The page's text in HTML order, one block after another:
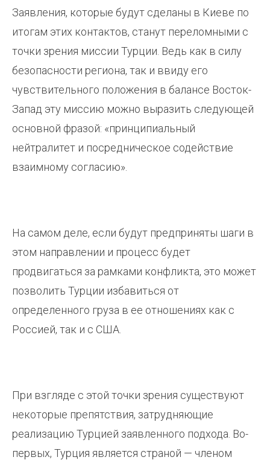
Заявления, которые будут сделаны в Киеве по
итогам этих контактов, станут переломными с
точки зрения миссии Турции. Ведь как в силу
безопасности региона, так и ввиду его
чувствительного положения в балансе Восток-
Запад эту миссию можно выразить следующей
основной фразой: «принципиальный
нейтралитет и посредническое содействие
взаимному согласию».
На самом деле, если будут предприняты шаги в
этом направлении и процесс будет
продвигаться за рамками конфликта, это может
позволить Турции избавиться от
определенного груза в ее отношениях как с
Россией, так и с США.
При взгляде с этой точки зрения существуют
некоторые препятствия, затрудняющие
реализацию Турцией заявленного подхода. Во-
первых, Турция является страной — членом